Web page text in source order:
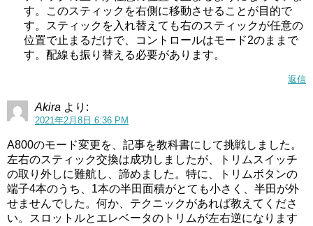
す。このスティックを右側に移動させることが目的で
す。スティックを入れ替えても右のスティックが任意の
位置で止まるだけで、コントロールはモード2のままで
す。配線も振り替える必要があります。
返信
Akira より:
2021年2月8日 6:36 PM
A800のモード変更を、記事を教科書にして挑戦しました。
左右のスティック交換は成功しましたが、トリムスイッチ
の取り外しに難航し、諦めました。特に、トリムボタンの
端子4本のうち、1本の半田面積がとても小さく、半田が外
せませんでした。何か、テクニックがあれば教えてくださ
い。スロットルとエレベータのトリムが左右逆になります